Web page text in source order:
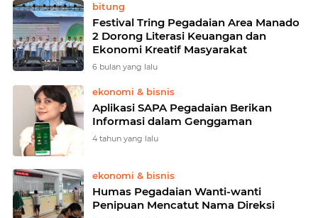
bitung
Festival Tring Pegadaian Area Manado
2 Dorong Literasi Keuangan dan
Ekonomi Kreatif Masyarakat
6 bulan yang lalu
ekonomi & bisnis
Aplikasi SAPA Pegadaian Berikan
Informasi dalam Genggaman
4 tahun yang lalu
ekonomi & bisnis
Humas Pegadaian Wanti-wanti
Penipuan Mencatut Nama Direksi